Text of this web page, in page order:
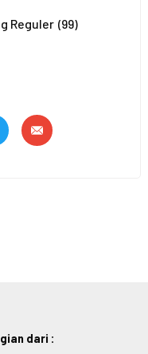
Reguler (99)
dari :